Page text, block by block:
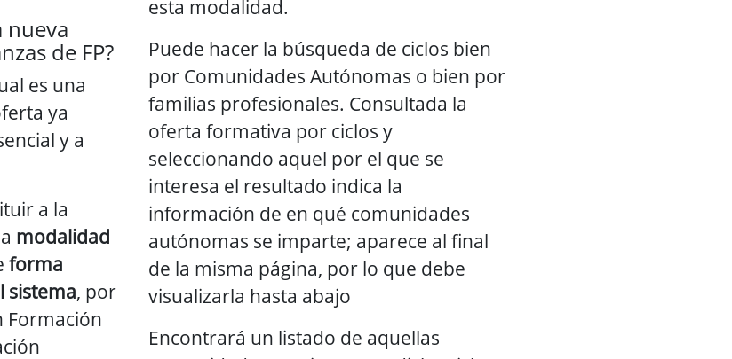
nueva
de FP?
es una
ya
y a
a la
modalidad
forma
sistema, por
Formación
esta modalidad.
Puede hacer la búsqueda de ciclos bien
por Comunidades Autónomas o bien por
familias profesionales. Consultada la
oferta formativa por ciclos y
seleccionando aquel por el que se
interesa el resultado indica la
información de en qué comunidades
autónomas se imparte; aparece al final
de la misma página, por lo que debe
visualizarla hasta abajo
Encontrará un listado de aquellas